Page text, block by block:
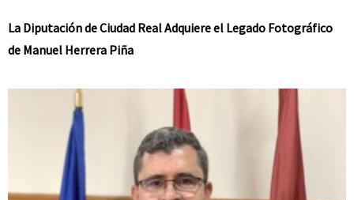
La Diputación de Ciudad Real Adquiere el Legado Fotográfico
de Manuel Herrera Piña